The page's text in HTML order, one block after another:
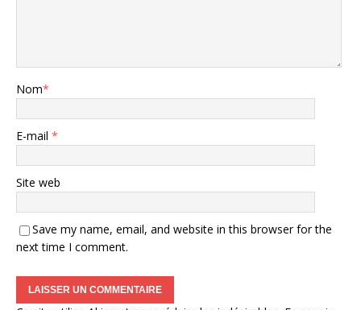
Nom*
E-mail *
Site web
Save my name, email, and website in this browser for the
next time I comment.